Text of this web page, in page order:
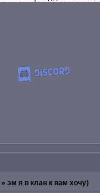
» эм я в клан к вам хочу)